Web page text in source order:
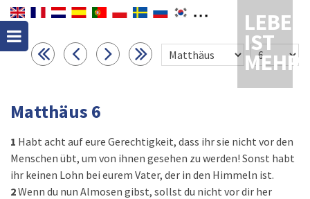
LEBEN
IST
MEHR
Matthäus 6
1 Habt acht auf eure Gerechtigkeit, dass ihr sie nicht vor den
Menschen übt, um von ihnen gesehen zu werden! Sonst habt
ihr keinen Lohn bei eurem Vater, der in den Himmeln ist.
2Wenn du nun Almosen gibst, sollst du nicht vor dir her